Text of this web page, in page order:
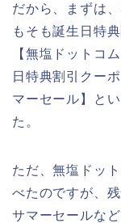
だから、まずは
もそも誕生日特
【無塩ドットコ
日特典割引クー
マーセール】と
た。
ただ、無塩ドッ
べたのですが、
サマーセールな